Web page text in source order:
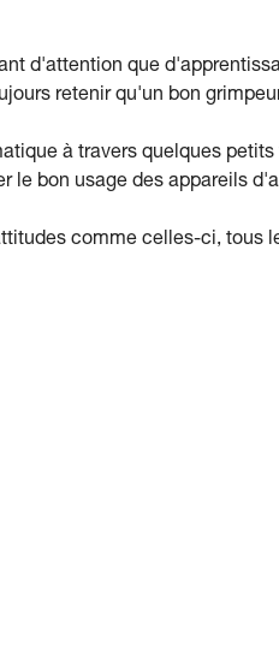
d'attention que
retenir qu'un bon
à travers quelques
le bon usage des appareils
comme celles-ci, tous